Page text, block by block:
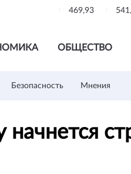
469,93
ОБЩЕСТВО
Безопасность Мнения
начнется